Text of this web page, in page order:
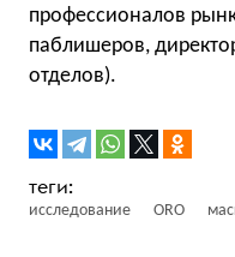
профессионалов
паблишеров,
отделов).
исследование ORO